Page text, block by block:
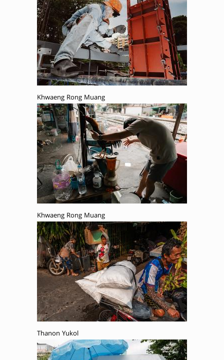
Khwaeng Rong Muang
Khwaeng Rong Muang
Thanon Yukol